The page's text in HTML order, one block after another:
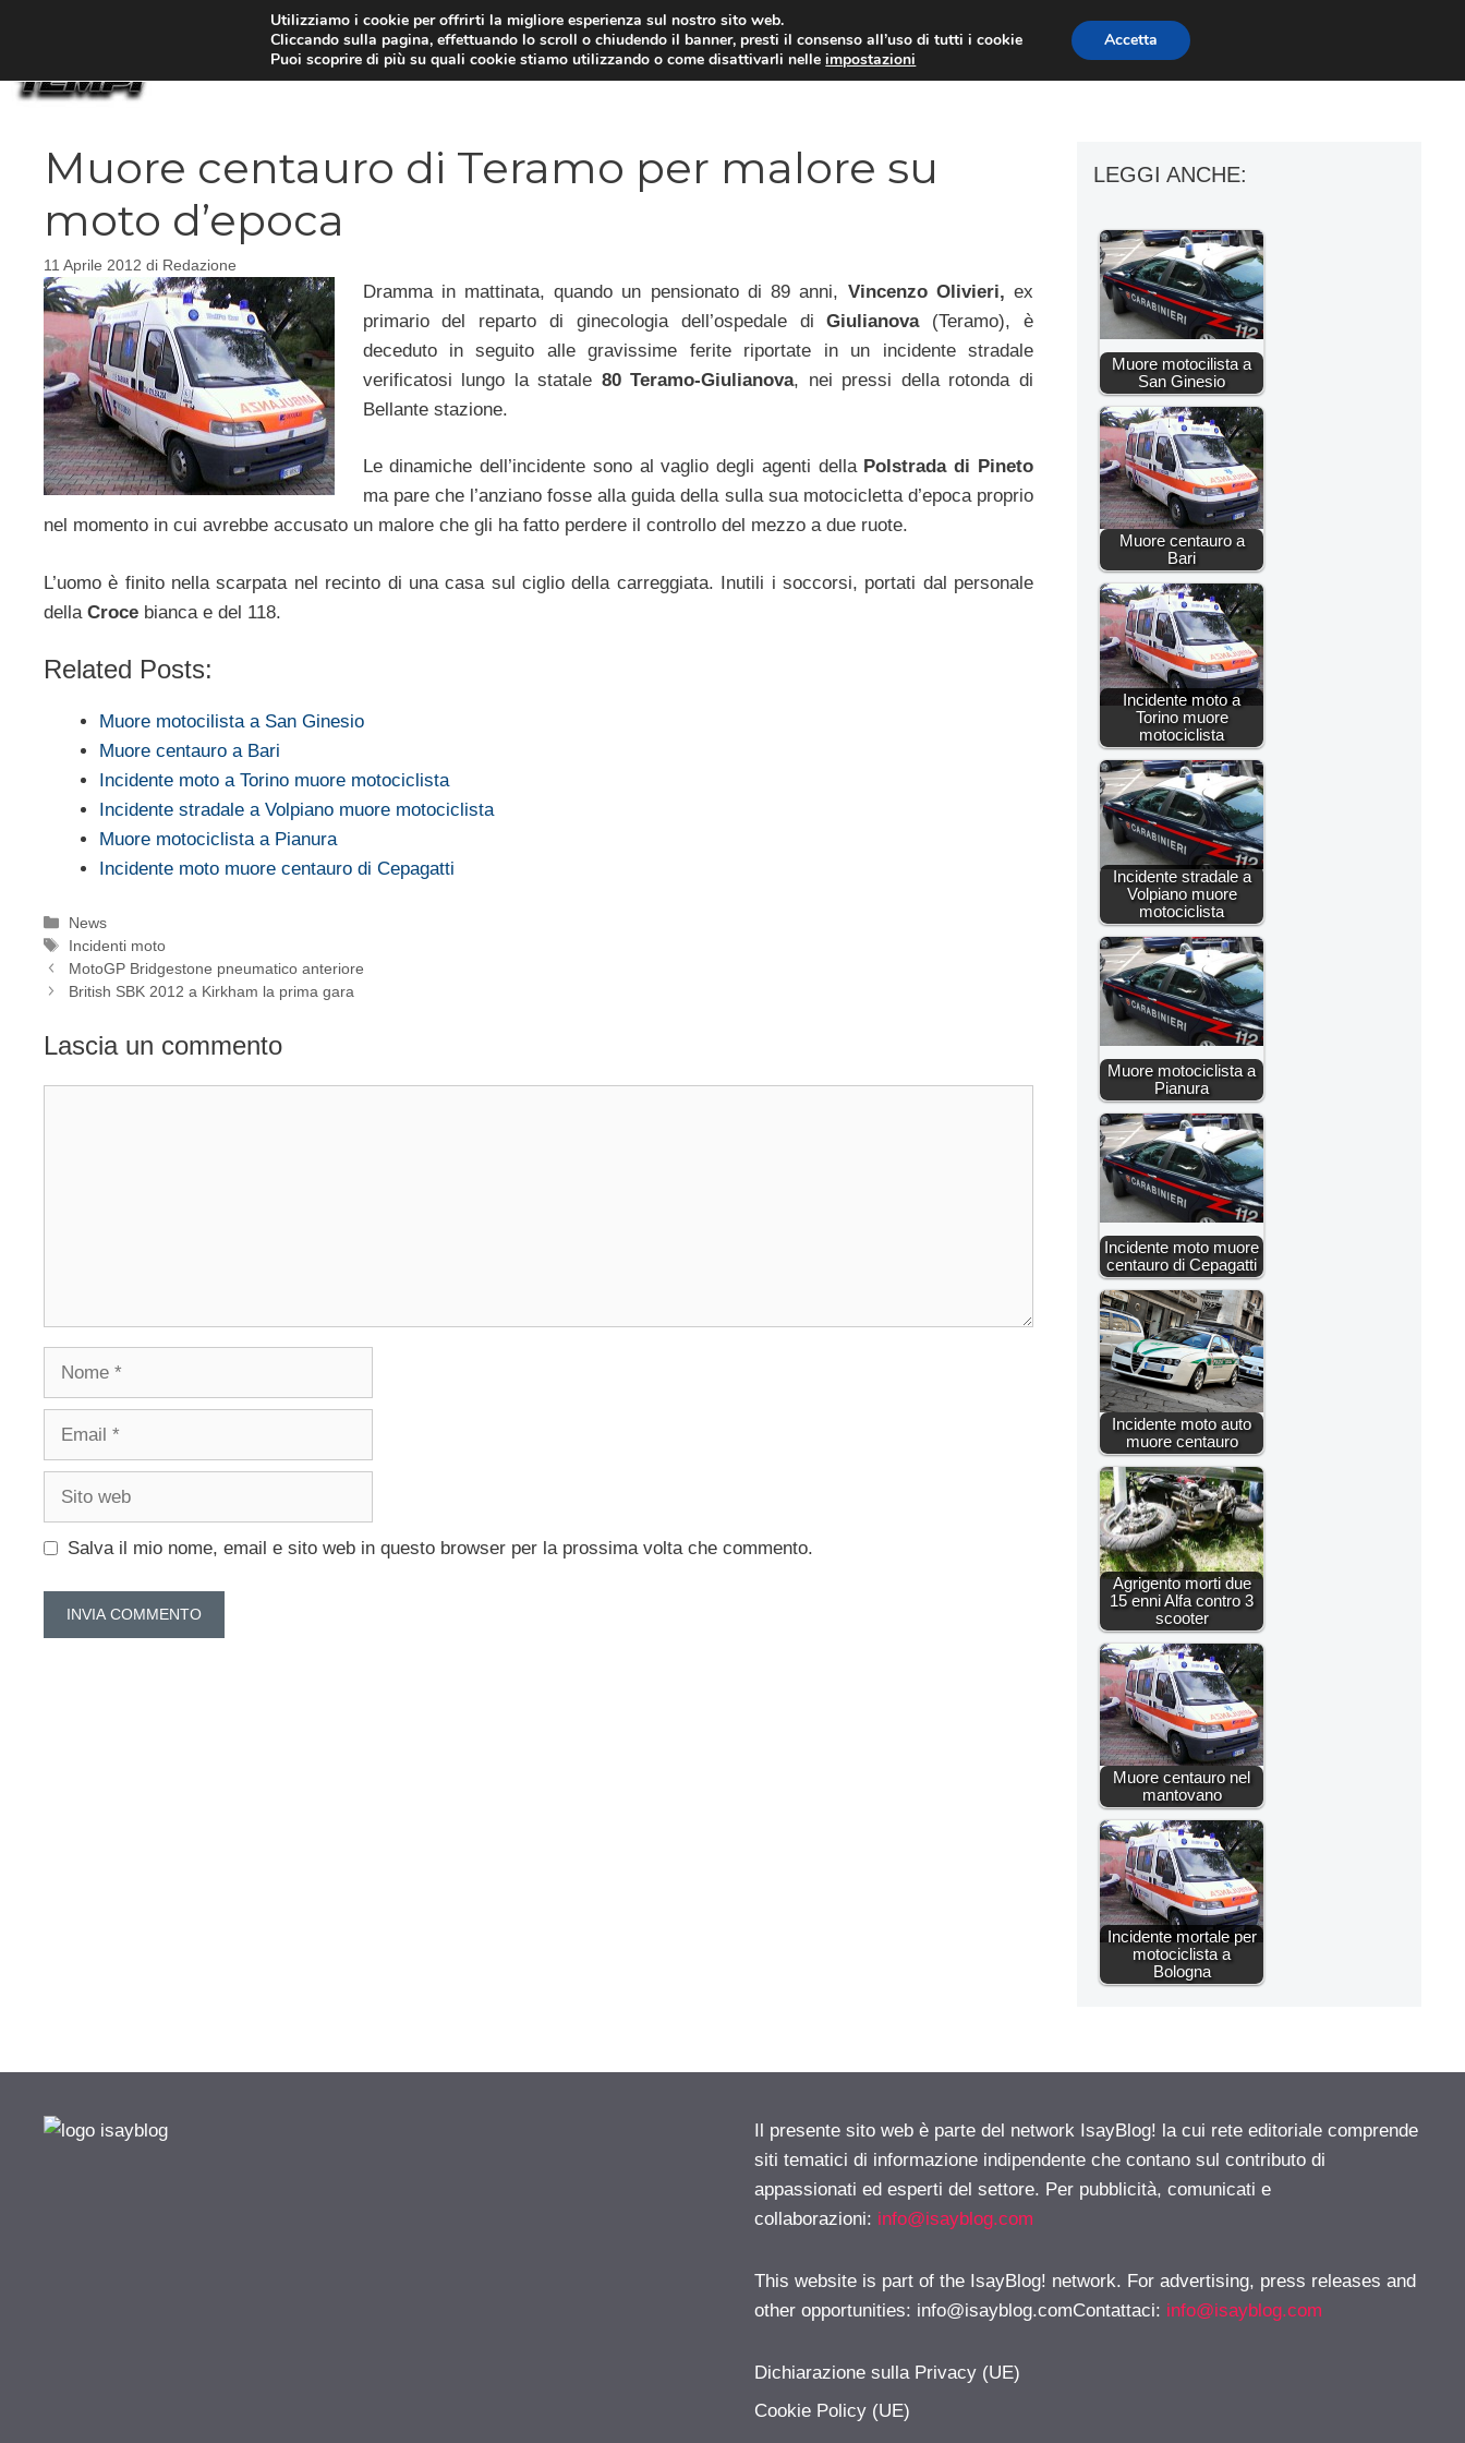
MOTO NEWS ACCESSORI MOTO MOTO GP
Muore centauro di Teramo per malore su
moto d’epoca
11 Aprile 2012 di Redazione
Dramma in mattinata, quando un pensionato di 89 anni, Vincenzo Olivieri, ex
primario del reparto di ginecologia dell’ospedale diGiulianova(Teramo), è
deceduto in seguito alle gravissime ferite riportate in un incidente stradale
verificatosi lungo la statale 80 Teramo-Giulianova, nei pressi della rotonda di
Bellante stazione.
Le dinamiche dell’incidente sono al vaglio degli agenti della Polstrada di Pineto
ma pare che l’anziano fosse alla guida della sulla sua motocicletta d’epoca proprio
nel momento in cui avrebbe accusato un malore che gli ha fatto perdere il controllo del mezzo a due ruote.
L’uomo è finito nella scarpata nel recinto di una casa sul ciglio della carreggiata. Inutili i soccorsi, portati dal personale
della Croce bianca e del 118.
Related Posts:
Muore motocilista a San Ginesio
Muore centauro a Bari
Incidente moto a Torino muore motociclista
Incidente stradale a Volpiano muore motociclista
Muore motociclista a Pianura
Incidente moto muore centauro di Cepagatti
Categorie
News
Tag
Incidenti moto
MotoGP Bridgestone pneumatico anteriore
British SBK 2012 a Kirkham la prima gara
Lascia un commento
Nome
Email
Sito
Salva il mio nome, email e sito web in questo browser per la prossima volta che commento.
LEGGI ANCHE:
Muore motocilista a
San Ginesio
Muore centauro a
Bari
Incidente moto a
Torino muore
motociclista
Incidente stradale a
Volpiano muore
motociclista
Muore motociclista a
Pianura
Incidente moto muore
centauro di Cepagatti
Incidente moto auto
muore centauro
Agrigento morti due
15 enni Alfa contro 3
scooter
Muore centauro nel
mantovano
Incidente mortale per
motociclista a
Bologna
Il presente sito web è parte del network IsayBlog! la cui rete editoriale comprende
siti tematici di informazione indipendente che contano sul contributo di
appassionati ed esperti del settore. Per pubblicità, comunicati e
collaborazioni: info@isayblog.com
This website is part of the IsayBlog! network. For advertising, press releases and
other opportunities: info@isayblog.comContattaci: info@isayblog.com
Dichiarazione sulla Privacy (UE)
Cookie Policy (UE)
Utilizziamo i cookie per offrirti la migliore esperienza sul nostro sito web.
Cliccando sulla pagina, effettuando lo scroll o chiudendo il banner, presti il consenso all’uso di tutti i cookie
Puoi scoprire di più su quali cookie stiamo utilizzando o come disattivarli nelleimpostazioni
Accetta